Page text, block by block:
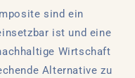
sind ein
ist und eine
Wirtschaft
Alternative zu